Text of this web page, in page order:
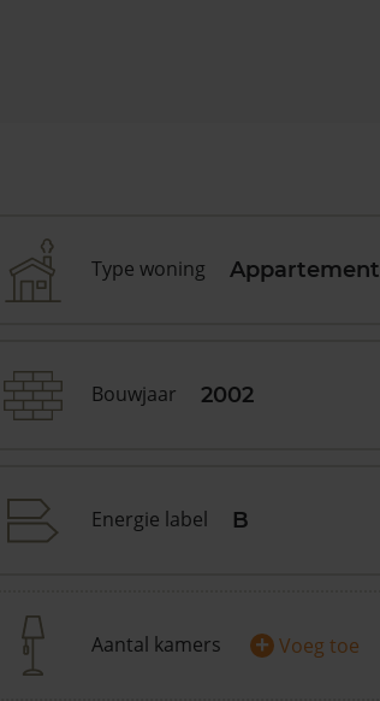
Type woning Appartement
Bouwjaar 2002
Energie label B
Aantal kamers + Voeg toe